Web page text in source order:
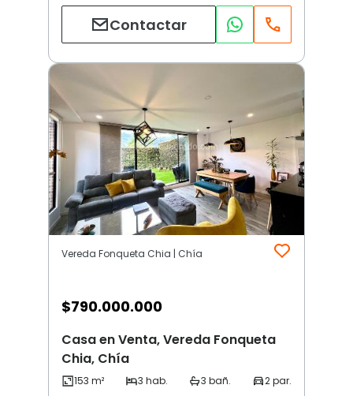
Contactar
Vereda Fonqueta Chia | Chía
$790.000.000
Casa en Venta, Vereda Fonqueta
Chia, Chía